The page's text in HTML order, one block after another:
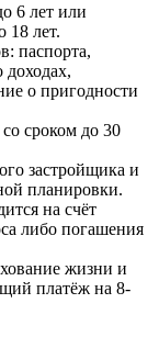
6 лет или
18 лет.
паспорта,
доходах,
о пригодности
сроком до 30
застройщика и
планировки.
на счёт
либо погашения
жизни и
платёж на 8-